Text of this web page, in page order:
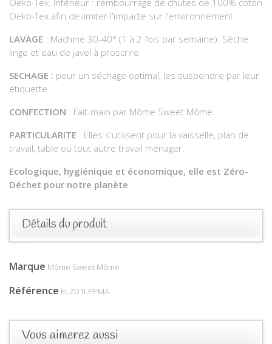
Oeko-Tex afin de limiter l'impacte sur l'environnement.
LAVAGE : Machine 30-40° (1 à 2 fois par semaine). Sèche
linge et eau de javel à proscrire
SECHAGE : pour un séchage optimal, les suspendre par leur
étiquette.
CONFECTION : Fait-main par Môme Sweet Môme
PARTICULARITE : Elles s'utilisent pour la vaisselle, plan de
travail, table ou tout autre travail ménager.
Ecologique, hygiénique et économique, elle est Zéro-
Déchet pour notre planète
Détails du produit
Marque Môme Sweet Môme
Référence ELZD1LPPMA
Vous aimerez aussi